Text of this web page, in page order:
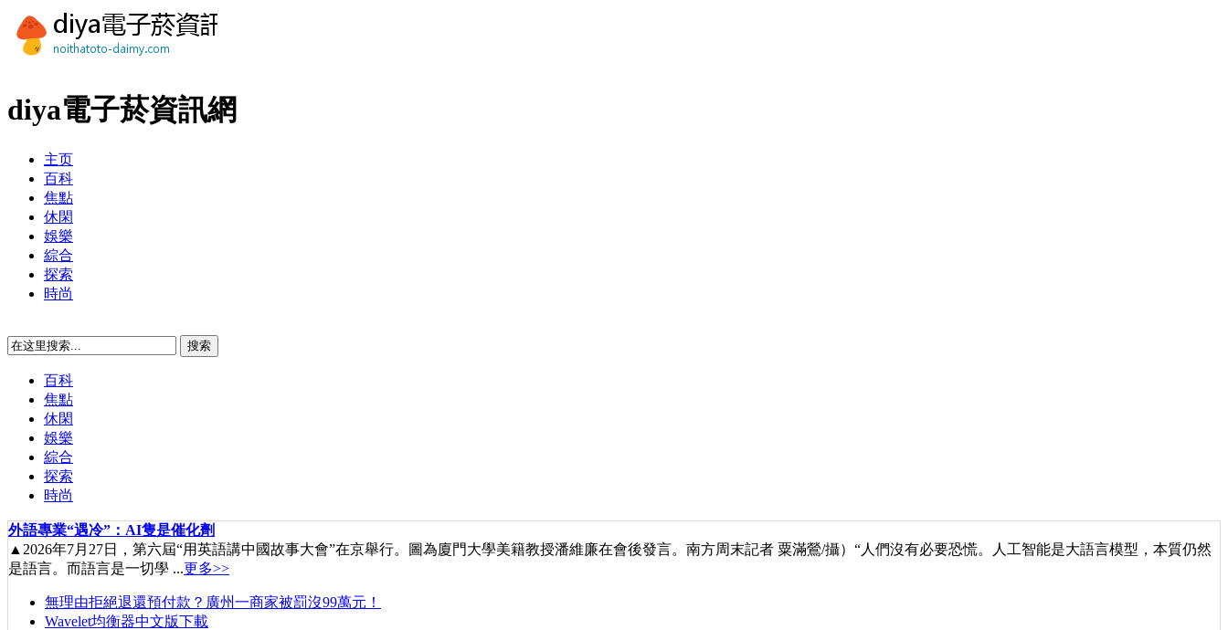
diya電子菸資訊網
主页
百科
焦點
休閑
娛樂
綜合
探索
時尚
百科
焦點
休閑
娛樂
綜合
探索
時尚
外語專業“遇冷”：AI隻是催化劑
▲2026年7月27日，第六屆“用英語講中國故事大會”在京舉行。圖為廈門大學美籍教授潘維廉在會後發言。南方周末記者 粟滿鶯/攝）“人們沒有必要恐慌。人工智能是大語言模型，本質仍然
是語言。而語言是一切學 ...更多>>
無理由拒絕退還預付款？廣州一商家被罰沒99萬元！
Wavelet均衡器中文版下載